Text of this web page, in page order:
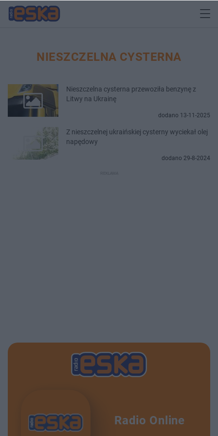
NIESZCZELNA CYSTERNA
Nieszczelna cysterna przewoziła benzynę z
Litwy na Ukrainę
dodano 13-11-2025
Z nieszczelnej ukraińskiej cysterny wyciekał olej
napędowy
dodano 29-8-2024
Radio Online